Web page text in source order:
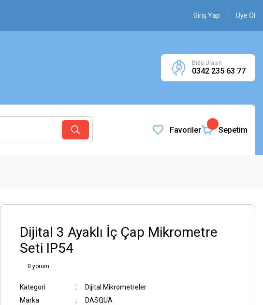
Giriş Yap Üye Ol
Bize Ulaşın
0342 235 63 77
Favoriler Sepetim
Dijital 3 Ayaklı İç Çap Mikrometre
Seti IP54
0 yorum
Kategori
Dijital Mikrometreler
Marka
DASQUA